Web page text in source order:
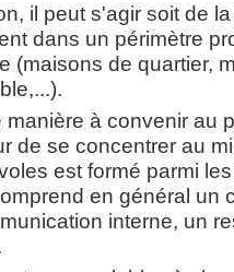
il peut s'agir soit de
dans un périmètre
(maisons de quartier,
à convenir au
de se concentrer au
est formé parmi
en général un
interne, un